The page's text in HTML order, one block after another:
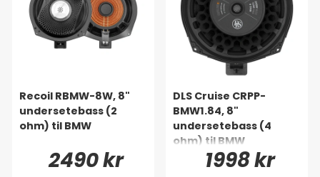
Recoil RBMW-8W, 8"
undersetebass (2
ohm) til BMW
2490 kr
DLS Cruise CRPP-
BMW1.84, 8"
undersetebass (4
ohm) til BMW
1998 kr